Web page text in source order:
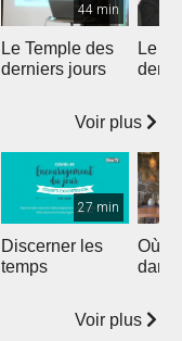
44 min
Le Temple des
derniers jours
Le
Voir plus
27 min
Discerner les
temps
Où
dans
Voir plus